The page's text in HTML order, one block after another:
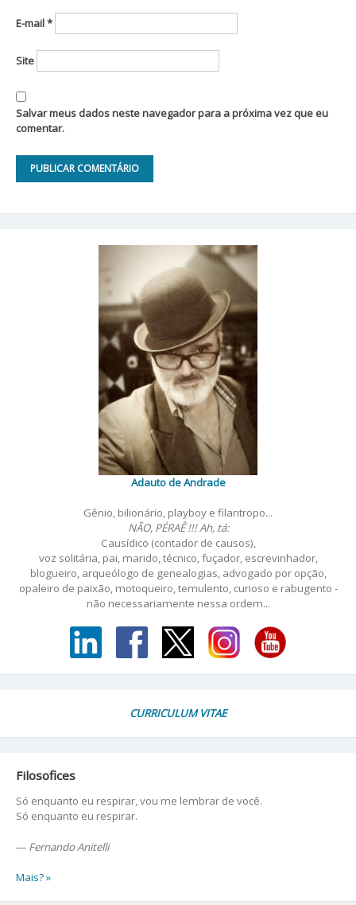
E-mail*
Site
Salvar meus dados neste navegador para a próxima vez que eu
comentar.
Adauto de Andrade
Gênio, bilionário, playboy e filantropo...
NÃO, PÉRAÊ !!! Ah, tá:
Causídico (contador de causos),
voz solitária, pai, marido, técnico, fuçador, escrevinhador,
blogueiro, arqueólogo de genealogias, advogado por opção,
opaleiro de paixão, motoqueiro, temulento, curioso e rabugento -
não necessariamente nessa ordem...
CURRICULUM VITAE
Filosofices
Só enquanto eu respirar, vou me lembrar de você.
Só enquanto eu respirar.
— Fernando Anitelli
Mais? »